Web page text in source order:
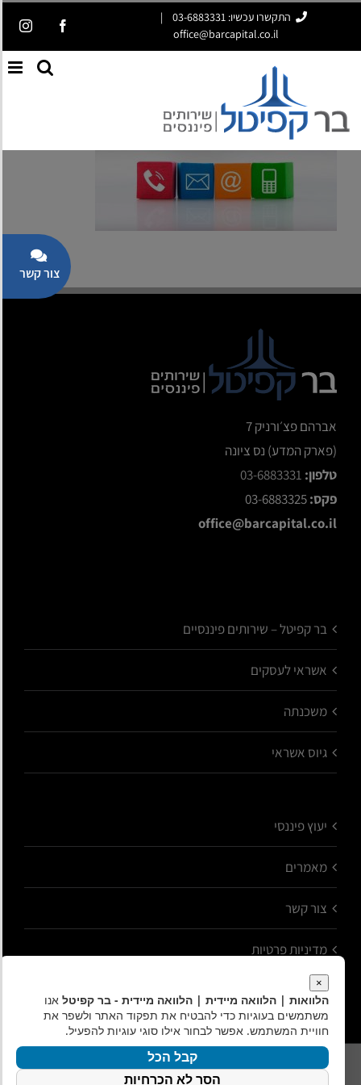
פתח סרגל נגישות
התקשרו עכשיו: 03-6883331
|
office@barcapital.co.il
Facebook
אברהם פצ׳ורניק 7
(פארק המדע) נס ציונה
טלפון: 03-6883331
פקס:
office@barcapital.co.il
בר קפיטל – שירותים פיננסיים
אשראי לעסקים
משכנתה
גיוס אשראי
יעוץ פיננסי
מאמרים
צור קשר
מדיניות פרטיות
כל הזכויות שמורות לבר קפיטל - שירותים פיננסיים
×
הלוואות | הלוואה מיידית | הלוואה מיידית - בר קפיטל אנו
משתמשים בעוגיות כדי להבטיח את תפקוד האתר ולשפר את
חוויית המשתמש. אפשר לבחור אילו סוגי עוגיות להפעיל.
קבל הכל
הסר לא הכרחיות